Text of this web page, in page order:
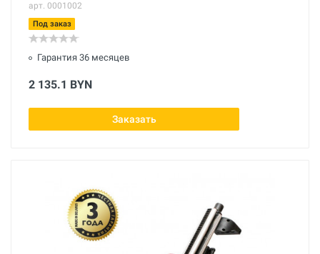
арт. 0001002
Под заказ
Гарантия 36 месяцев
2 135.1 BYN
Заказать